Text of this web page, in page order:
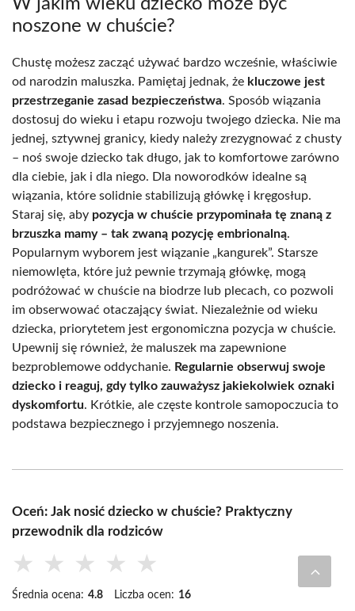
noszone w chuście?
Chustę możesz zacząć używać bardzo wcześnie, właściwie
od narodzin maluszka. Pamiętaj jednak, że kluczowe jest
przestrzeganie zasad bezpieczeństwa. Sposób wiązania
dostosuj do wieku i etapu rozwoju twojego dziecka. Nie ma
jednej, sztywnej granicy, kiedy należy zrezygnować z chusty
– noś swoje dziecko tak długo, jak to komfortowe zarówno
dla ciebie, jak i dla niego. Dla noworodków idealne są
wiązania, które solidnie stabilizują główkę i kręgosłup.
Staraj się, aby pozycja w chuście przypominała tę znaną z
brzuszka mamy – tak zwaną pozycję embrionalną.
Popularnym wyborem jest wiązanie „kangurek”. Starsze
niemowlęta, które już pewnie trzymają główkę, mogą
podróżować w chuście na biodrze lub plecach, co pozwoli
im obserwować otaczający świat. Niezależnie od wieku
dziecka, priorytetem jest ergonomiczna pozycja w chuście.
Upewnij się również, że maluszek ma zapewnione
bezproblemowe oddychanie. Regularnie obserwuj swoje
dziecko i reaguj, gdy tylko zauważysz jakiekolwiek oznaki
dyskomfortu. Krótkie, ale częste kontrole samopoczucia to
podstawa bezpiecznego i przyjemnego noszenia.
Oceń: Jak nosić dziecko w chuście? Praktyczny
przewodnik dla rodziców
★ ★ ★ ★ ★
Średnia ocena: 4.8 Liczba ocen: 16